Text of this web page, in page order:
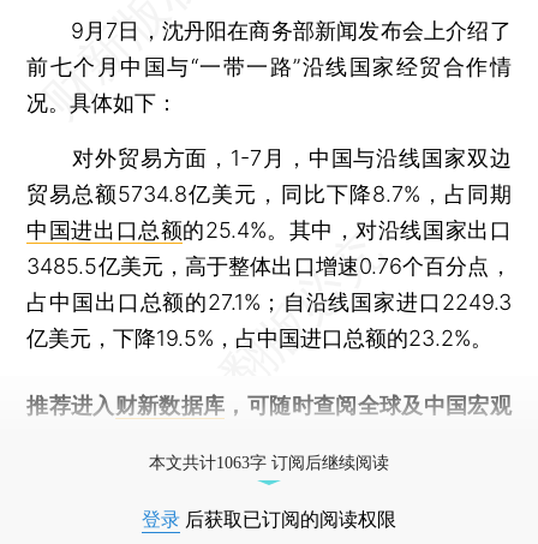
9月7日，沈丹阳在商务部新闻发布会上介绍了
前七个月中国与“一带一路”沿线国家经贸合作情
况。具体如下：
对外贸易方面，1-7月，中国与沿线国家双边
贸易总额5734.8亿美元，同比下降8.7%，占同期
中国进出口总额的25.4%。其中，对沿线国家出口
3485.5亿美元，高于整体出口增速0.76个百分点，
占中国出口总额的27.1%；自沿线国家进口2249.3
亿美元，下降19.5%，占中国进口总额的23.2%。
推荐进入 财新数据库 ，可随时查阅全球及中国宏观
本文共计1063字 订阅后继续阅读
登录 后获取已订阅的阅读权限